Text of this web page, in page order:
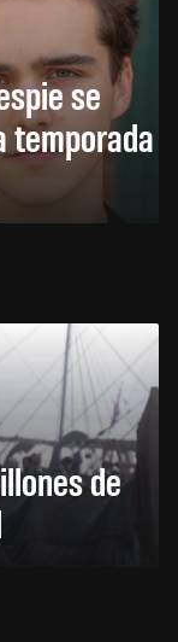
se
temporada
de